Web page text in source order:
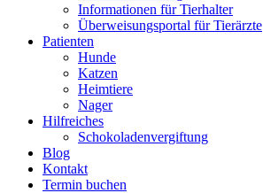
Informationen für Tierhalter
Überweisungsportal für Tierärzte
Patienten
Hunde
Katzen
Heimtiere
Nager
Hilfreiches
Schokoladenvergiftung
Blog
Kontakt
Termin buchen